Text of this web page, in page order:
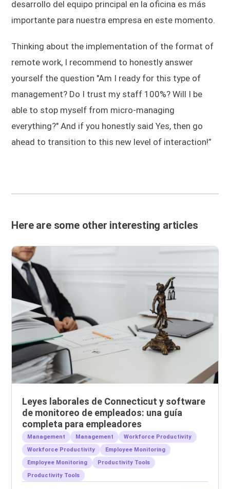
desarrollo del equipo principal en la oficina es más
importante para nuestra empresa en este momento.
Thinking about the implementation of the format of
remote work, I recommend to honestly answer
yourself the question "Am I ready for this type of
management? Do I trust my staff 100%? Will I be
able to stop myself from micro-managing
everything?" And if you honestly said Yes, then go
ahead to transition to this new level of interaction!”
Here are some other interesting articles
Leyes laborales de Connecticut y software
de monitoreo de empleados: una guía
completa para empleadores
Management Management
Workforce Productivity
Workforce Productivity
Employee Monitoring
Employee Monitoring
Productivity Tools
Productivity Tools